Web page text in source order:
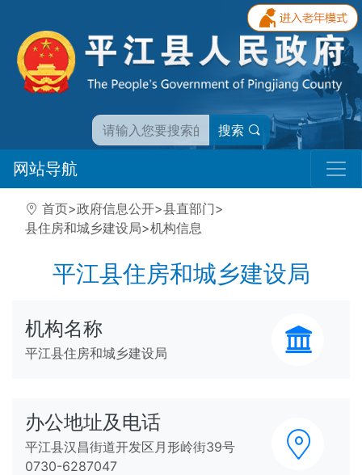
搜索
网站导航
首页>政府信息公开>县直部门>
县住房和城乡建设局>机构信息
平江县住房和城乡建设局
机构名称
平江县住房和城乡建设局
办公地址及电话
平江县汉昌街道开发区月形岭街39号
0730-6287047